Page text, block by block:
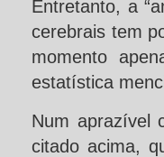
Entretanto, a
cerebrais tem
momento
estatística
Num aprazível
citado acima,